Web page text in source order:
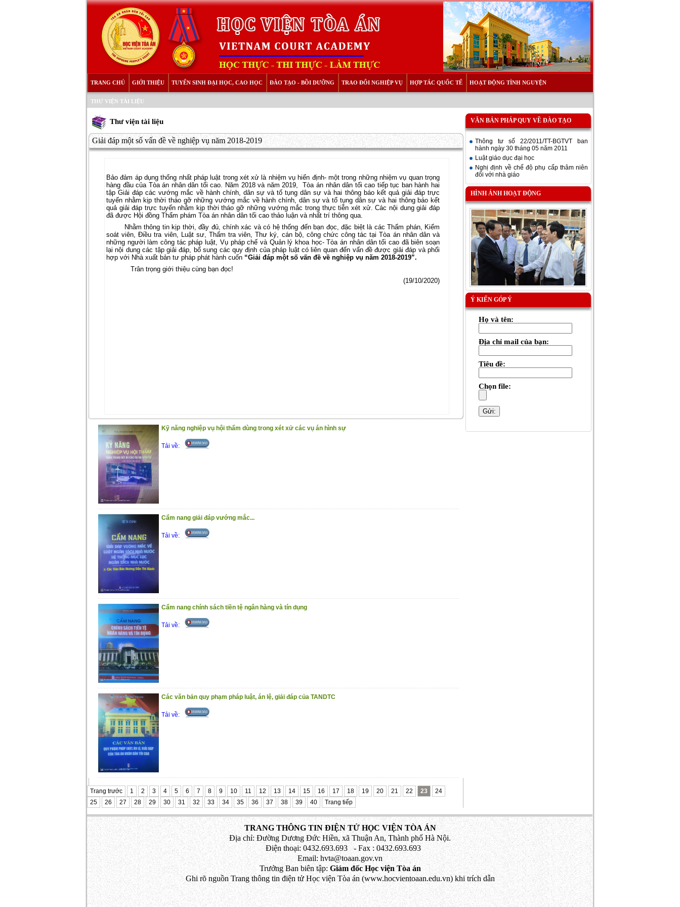
TRANG CHỦ GIỚI THIỆU TUYỂN SINH ĐẠI HỌC, CAO HỌC ĐÀO TẠO - BỒI DƯỠNG TRAO ĐỔI NGHIỆP VỤ HỢP TÁC QUỐC TẾ HOẠT ĐỘNG TÌNH NGUYỆN
THƯ VIỆN TÀI LIỆU
Thư viện tài liệu
Giải đáp một số vấn đề về nghiệp vụ năm 2018-2019
Bảo đảm áp dụng thống nhất pháp luật trong xét xử là nhiệm vụ hiến định- một trong những nhiệm vụ quan trọng
hàng đầu của Tòa án nhân dân tối cao. Năm 2018 và năm 2019,
Tòa án nhân dân tối cao tiếp tục ban hành hai
tập Giải đáp các vướng mắc về hành chính, dân sự và tố tụng dân sự và hai thông báo kết quả giải đáp trực
tuyến nhằm kịp thời tháo gỡ những vướng mắc về hành chính, dân sự và tố tụng dân sự và hai thông báo kết
quả giải đáp trực tuyến nhằm kịp thời tháo gỡ những vướng mắc trong thực tiễn xét xử. Các nội dung giải đáp
đã được Hội đồng Thẩm phám Tòa án nhân dân tối cao thảo luận và nhất trí thông qua.
Nhằm thông tin kịp thời, đầy đủ, chính xác và có hệ thống đến bạn đọc, đặc biệt là các Thẩm phán, Kiểm
soát viên, Điều tra viên, Luật sư, Thẩm tra viên, Thư ký, cán bộ, công chức công tác tại Tòa án nhân dân và
những người làm công tác pháp luật, Vụ pháp chế và Quản lý khoa học- Tòa án nhân dân tối cao đã biên soạn
lại nội dung các tập giải đáp, bổ sung các quy định của pháp luật có liên quan đến vấn đề được giải đáp và phối
hợp với Nhà xuất bản tư pháp phát hành cuốn “Giải đáp một số vấn đề về nghiệp vụ năm 2018-2019”.
Trân trọng giới thiệu cùng bạn đọc!
(19/10/2020)
Kỹ năng nghiệp vụ hội thẩm dùng trong xét xử các vụ án hình sự
Tải về:
Cẩm nang giải đáp vướng mắc...
Tải về:
Cẩm nang chính sách tiền tệ ngân hàng và tín dụng
Tải về:
Các văn bản quy phạm pháp luật, án lệ, giải đáp của TANDTC
Tải về:
Trang trước 1 2 3 4 5 6 7 8 9 10 11 12 13 14 15 16 17 18 19 20 21 22 23
24
25
26 27 28 29 30 31 32 33 34 35 36 37 38 39 40 Trang tiếp
VĂN BẢN PHÁP QUY VỀ ĐÀO TẠO
Thông tư số 22/2011/TT-BGTVT ban
hành ngày 30 tháng 05 năm 2011
Luật giáo dục đại học
Nghị định về chế độ phụ cấp thâm niên
đối với nhà giáo
HÌNH ẢNH HOẠT ĐỘNG
Ý KIẾN GÓP Ý
Họ và tên:
Địa chỉ mail của bạn:
Tiêu đề:
Chọn file:
TRANG THÔNG TIN ĐIỆN TỬ HỌC VIỆN TÒA ÁN
Địa chỉ: Đường Dương Đức Hiền, xã Thuận An, Thành phố Hà Nội.
Điện thoại: 0432.693.693 - Fax : 0432.693.693
Email: hvta@toaan.gov.vn
Trưởng Ban biên tập:Giám đốc Học viện Tòa án
Ghi rõ nguồn Trang thông tin điện tử Học viện Tòa án (www.hocvientoaan.edu.vn) khi trích dẫn